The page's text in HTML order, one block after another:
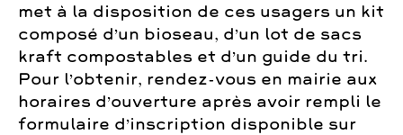
met à la disposition de ces usagers un kit
composé d’un bioseau, d’un lot de sacs
kraft compostables et d’un guide du tri.
Pour l’obtenir, rendez-vous en mairie aux
horaires d’ouverture après avoir rempli le
formulaire d’inscription disponible sur